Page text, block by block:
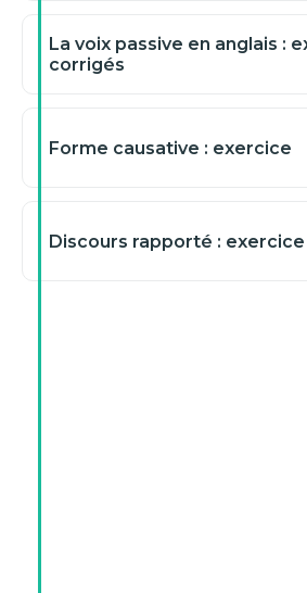
La voix passive en anglais :
corrigés
Forme causative : exercice
Discours rapporté : exercice